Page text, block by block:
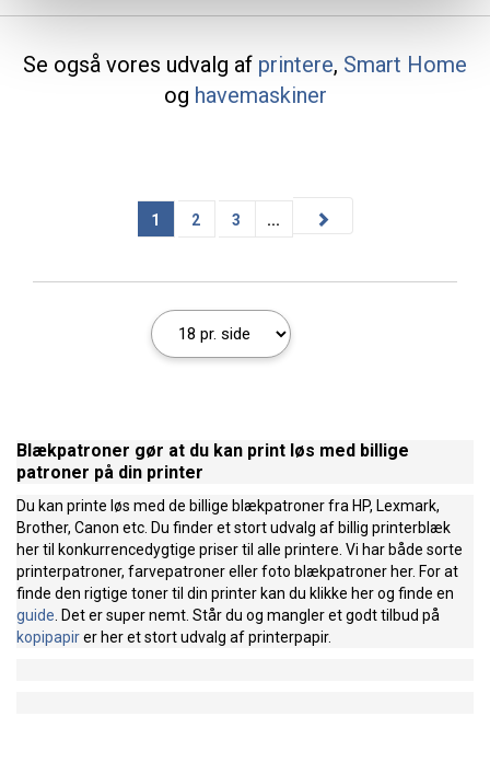
Se også vores udvalg af printere, Smart Home
og havemaskiner
1 2 3 ...
Blækpatroner gør at du kan print løs med billige
patroner på din printer
Du kan printe løs med de billige blækpatroner fra HP, Lexmark,
Brother, Canon etc. Du finder et stort udvalg af billig printerblæk
her til konkurrencedygtige priser til alle printere. Vi har både sorte
printerpatroner, farvepatroner eller foto blækpatroner her. For at
finde den rigtige toner til din printer kan du klikke her og finde en
guide . Det er super nemt. Står du og mangler et godt tilbud på
kopipapirer her et stort udvalg af printerpapir.